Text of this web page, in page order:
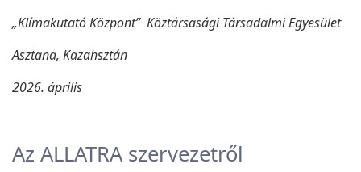
„Klímakutató Központ” Köztársasági Társadalmi Egyesület
Asztana, Kazahsztán
2026. április
Az ALLATRA szervezetről